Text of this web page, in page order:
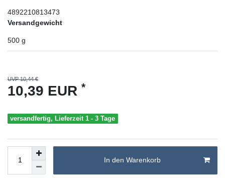
4892210813473
Versandgewicht
500 g
UVP 10,44 €
10,39 EUR *
versandfertig, Lieferzeit 1 - 3 Tage
In den Warenkorb